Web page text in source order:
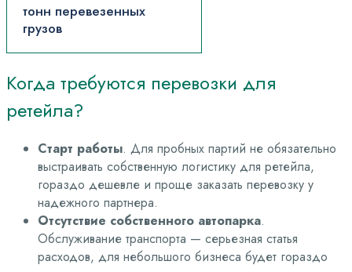
тонн перевезенных
грузов
Когда требуются перевозки для
ретейла?
Старт работы. Для пробных партий не обязательно
выстраивать собственную логистику для ретейла,
гораздо дешевле и проще заказать перевозку у
надежного партнера.
Отсутствие собственного автопарка.
Обслуживание транспорта — серьезная статья
расходов, для небольшого бизнеса будет гораздо